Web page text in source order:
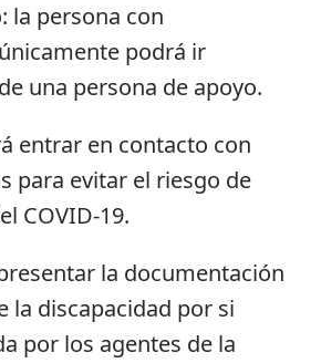
la persona con
podrá ir
una persona de apoyo.
entrar en contacto con
para evitar el riesgo de
COVID-19.
la documentación
la discapacidad por si
por los agentes de la